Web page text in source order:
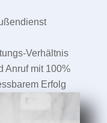
Verhältnis
Anruf mit 100%
Erfolg